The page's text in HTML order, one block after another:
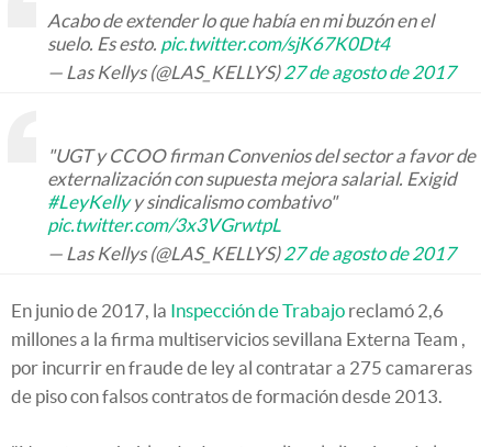
Acabo de extender lo que había en mi buzón en el
suelo. Es esto. pic.twitter.com/sjK67K0Dt4
— Las Kellys (@LAS_KELLYS)27 de agosto de 2017
"UGT y CCOO firman Convenios del sector a favor de
externalización con supuesta mejora salarial. Exigid
#LeyKellyy sindicalismo combativo"
pic.twitter.com/3x3VGrwtpL
— Las Kellys (@LAS_KELLYS)27 de agosto de 2017
En junio de 2017, la Inspección de Trabajo reclamó 2,6
millones a la firma multiservicios sevillana Externa Team ,
por incurrir en fraude de ley al contratar a 275 camareras
de piso con falsos contratos de formación desde 2013.